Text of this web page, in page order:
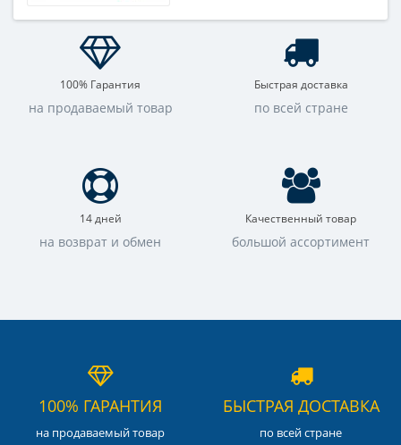
100% Гарантия
на продаваемый товар
Быстрая доставка
по всей стране
14 дней
на возврат и обмен
Качественный товар
большой ассортимент
100% ГАРАНТИЯ
на продаваемый товар
БЫСТРАЯ ДОСТАВКА
по всей стране